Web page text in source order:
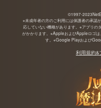
©1997-
※未成年者の方のご利用には保護者の承認
応していない機種があります。※アプリの
がかかります。※AppleおよびAppleロゴ
す。※Google Playおよび
利用規約&